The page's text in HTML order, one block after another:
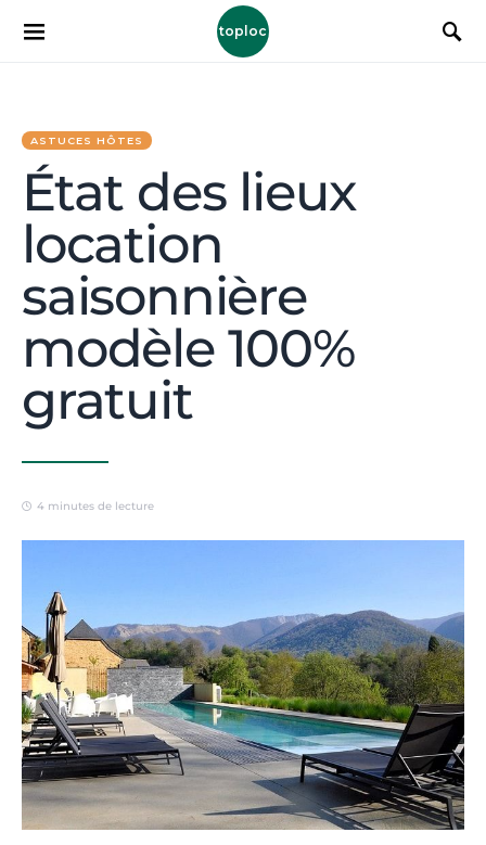
toploc
ASTUCES HÔTES
État des lieux
location
saisonnière
modèle 100%
gratuit
4 minutes de lecture